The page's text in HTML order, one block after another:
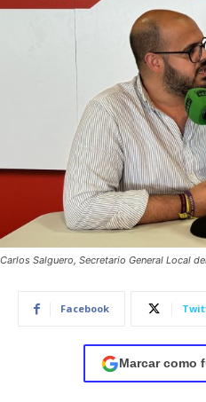
Carlos Salguero, Secretario General Local
Facebook
Marcar como